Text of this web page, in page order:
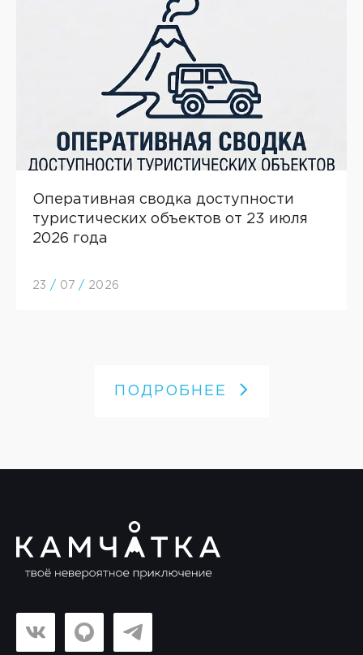
Оперативная сводка доступности
туристических объектов от 23 июля
2026 года
23 / 07 / 2026
ПОДРОБНЕЕ